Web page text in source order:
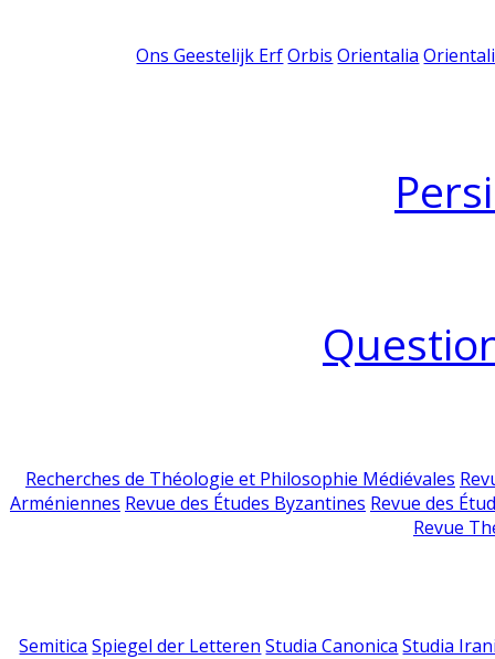
Ons Geestelijk Erf Orbis Orientalia
Recherches de Théologie et Philosophie Médiévales
Arméniennes Revue des Études Byzantines Revue des
Revue
Semitica Spiegel der Letteren Studia Canonica Studia